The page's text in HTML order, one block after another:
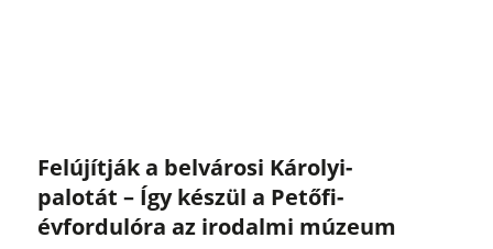
Felújítják a belvárosi Károlyi-
palotát – Így készül a Petőfi-
évfordulóra az irodalmi múzeum